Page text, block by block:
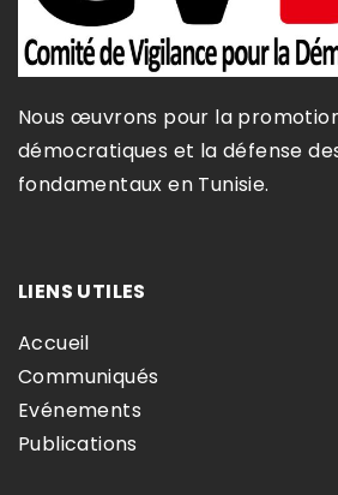
Nous œuvrons pour la
démocratiques et la défense
fondamentaux en Tunisie.​
LIENS UTILES
Accueil
Communiqués
Evénements
Publications